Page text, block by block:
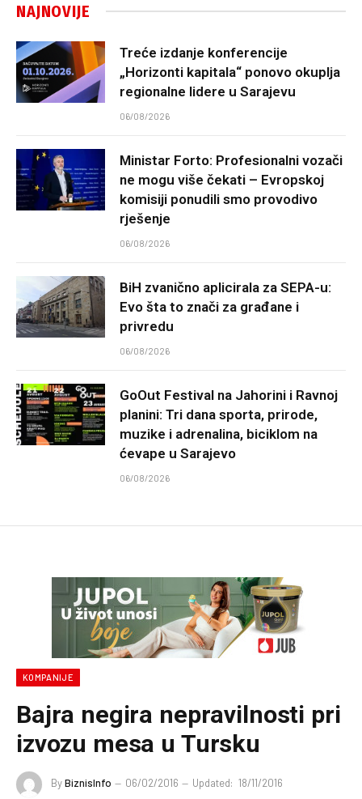
NAJNOVIJE
Treće izdanje konferencije
„Horizonti kapitala“ ponovo okuplja
regionalne lidere u Sarajevu
06/08/2026
Ministar Forto: Profesionalni vozači
ne mogu više čekati – Evropskoj
komisiji ponudili smo provodivo
rješenje
06/08/2026
BiH zvanično aplicirala za SEPA-u:
Evo šta to znači za građane i
privredu
06/08/2026
GoOut Festival na Jahorini i Ravnoj
planini: Tri dana sporta, prirode,
muzike i adrenalina, biciklom na
ćevape u Sarajevo
06/08/2026
KOMPANIJE
Bajra negira nepravilnosti pri
izvozu mesa u Tursku
ByBiznisInfo 06/02/2016 Updated: 18/11/2016